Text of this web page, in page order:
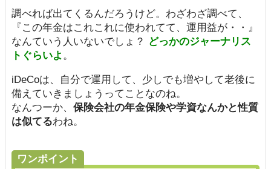
調べれば出てくるんだろうけど。わざわざ調べて、
『この年金はこれこれに使われてて、運用益が・・』
なんていう人いないでしょ？ どっかのジャーナリス
トぐらいよ。
iDeCoは、自分で運用して、少しでも増やして老後に
備えていきましょうってことなのね。
なんつーか、 保険会社の年金保険や学資なんかと性質
は似てるわね。
ワンポイント